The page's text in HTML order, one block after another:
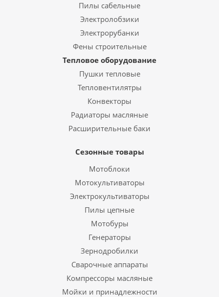
Пилы сабельные
Электролобзики
Электрорубанки
Фены строительные
Тепловое оборудование
Пушки тепловые
Тепловентилятры
Конвекторы
Радиаторы масляные
Расширительные баки
Сезонные товары
Мотоблоки
Мотокультиваторы
Электрокультиваторы
Пилы цепные
Мотобуры
Генераторы
Зернодробилки
Сварочные аппараты
Компрессоры масляные
Мойки и принадлежности